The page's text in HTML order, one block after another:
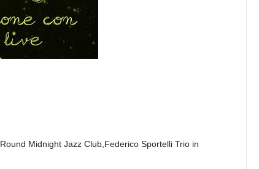
Round Midnight Jazz Club,Federico Sportelli Trio in